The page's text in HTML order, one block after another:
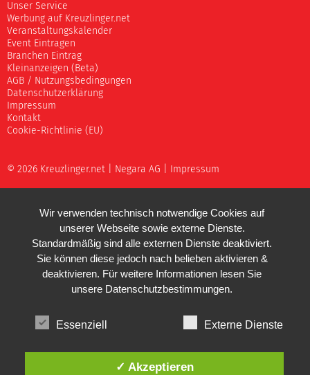
Unser Service
Werbung auf Kreuzlinger.net
Veranstaltungskalender
Event Eintragen
Branchen Eintrag
Kleinanzeigen (Beta)
AGB / Nutzungsbedingungen
Datenschutzerklärung
Impressum
Kontakt
Cookie-Richtlinie (EU)
© 2026 Kreuzlinger.net | Negara AG Impressum
Wir verwenden technisch notwendige Cookies auf
unserer Webseite sowie externe Dienste.
Standardmäßig sind alle externen Dienste deaktiviert.
Sie können diese jedoch nach belieben aktivieren &
deaktivieren. Für weitere Informationen lesen Sie
unsere Datenschutzbestimmungen.
Essenziell Externe Dienste
✓ Akzeptieren